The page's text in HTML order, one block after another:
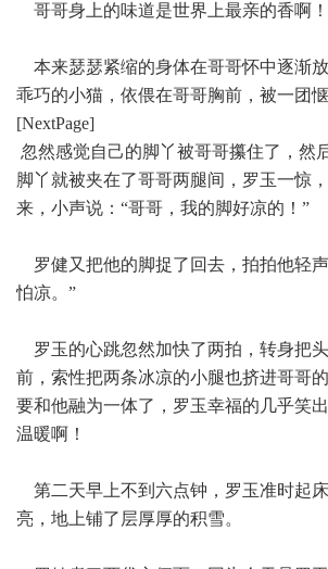
哥哥身上的味道是世界上最亲的香啊！
本来瑟瑟紧缩的身体在哥哥怀中逐渐
乖巧的小猫，依偎在哥哥胸前，被一团
[NextPage]
忽然感觉自己的脚丫被哥哥攥住了，然
脚丫就被夹在了哥哥两腿间，罗玉一惊
来，小声说：“哥哥，我的脚好凉的！”
罗健又把他的脚捉了回去，拍拍他轻
怕凉。”
罗玉的心跳忽然加快了两拍，转身把
前，索性把两条冰凉的小腿也挤进哥哥
要和他融为一体了，罗玉幸福的几乎笑
温暖啊！
第二天早上不到六点钟，罗玉准时起
亮，地上铺了层厚厚的积雪。